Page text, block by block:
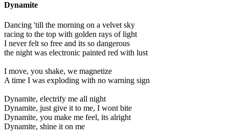
Dynamite
Dancing 'till the morning on a velvet sky
racing to the top with golden rays of light
I never felt so free and its so dangerous
the night was electronic painted red with lust
I move, you shake, we magnetize
A time I was exploding with no warning sign
Dynamite, electrify me all night
Dynamite, just give it to me, I wont bite
Dynamite, you make me feel, its alright
Dynamite, shine it on me